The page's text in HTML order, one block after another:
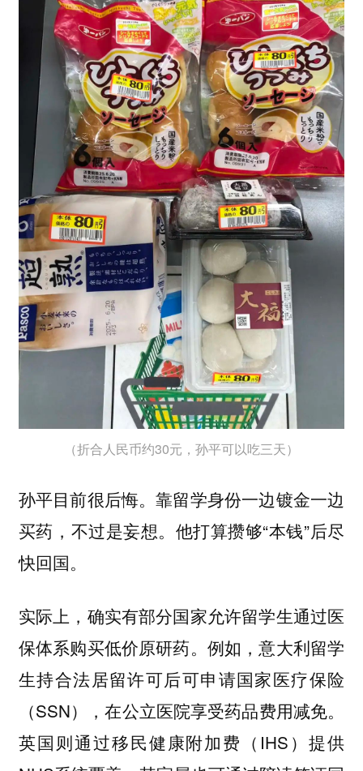
（折合人民币约30元，孙平可以吃三天）
孙平目前很后悔。靠留学身份一边镀金一边
买药，不过是妄想。他打算攒够“本钱”后尽
快回国。
实际上，确实有部分国家允许留学生通过医
保体系购买低价原研药。例如，意大利留学
生持合法居留许可后可申请国家医疗保险
（SSN），在公立医院享受药品费用减免。
英国则通过移民健康附加费（IHS）提供